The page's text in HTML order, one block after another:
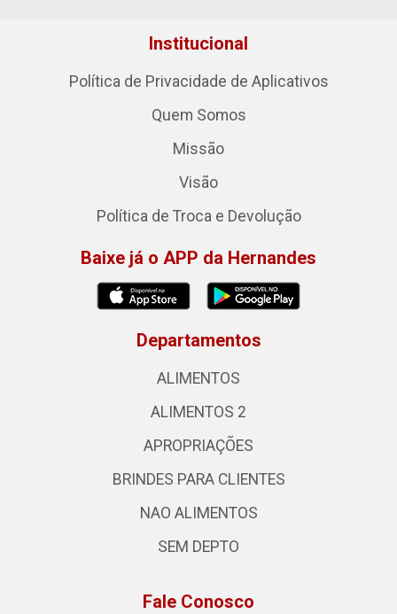
Institucional
Política de Privacidade de Aplicativos
Quem Somos
Missão
Visão
Política de Troca e Devolução
Baixe já o APP da Hernandes
Departamentos
ALIMENTOS
ALIMENTOS 2
APROPRIAÇÕES
BRINDES PARA CLIENTES
NAO ALIMENTOS
SEM DEPTO
Fale Conosco